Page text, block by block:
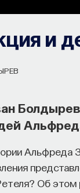
и
Об этом